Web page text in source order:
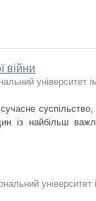
війни
університет
із найбільш
університет